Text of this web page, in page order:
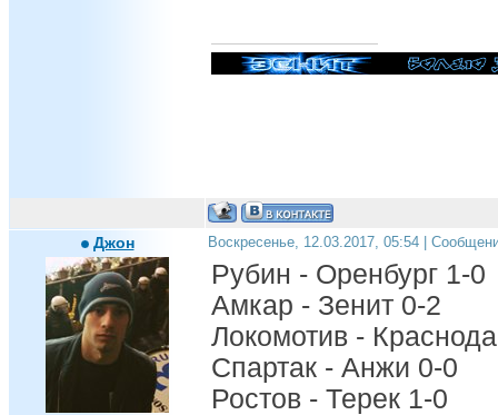
Джон Воскресенье, 12.03.2017, 05:54 |
Рубин - Оренбург 1-0
Амкар - Зенит 0-2
Локомотив -
Спартак - Анжи 0-0
Ростов - Терек 1-0